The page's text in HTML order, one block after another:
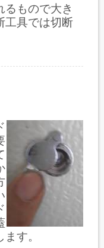
るもので大き
工具では切断
す。